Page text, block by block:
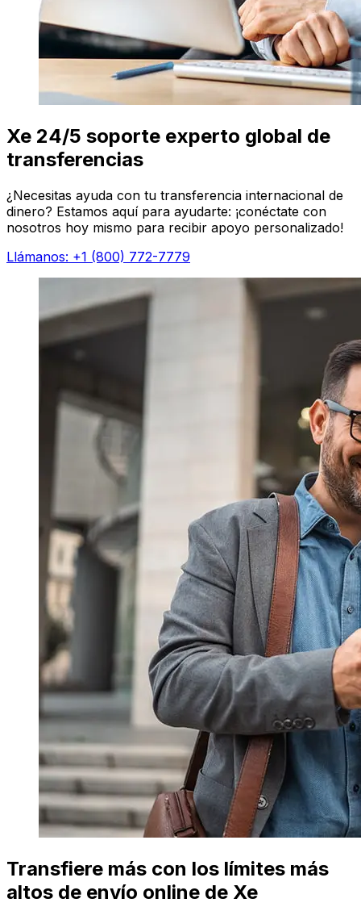
Xe 24/5 soporte experto global de
transferencias
¿Necesitas ayuda con tu transferencia internacional de
dinero? Estamos aquí para ayudarte: ¡conéctate con
nosotros hoy mismo para recibir apoyo personalizado!
Llámanos: +1 (800) 772-7779
Transfiere más con los límites más
altos de envío online de Xe